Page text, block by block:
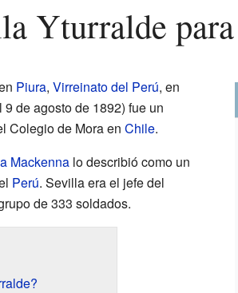
Yturralde
Piura, Virreinato del Perú, en
9 de agosto de 1892) fue un
Colegio de Mora en Chile.
Mackennalo describió como un
Perú. Sevilla era el jefe del
de 333 soldados.